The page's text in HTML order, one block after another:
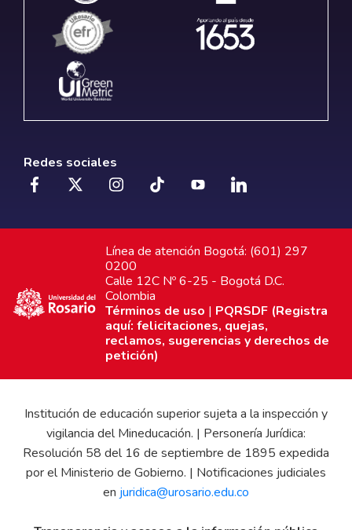
Redes sociales
Línea de atención Bogotá: (601) 297
0200
Calle 12C Nº 6-25 - Bogotá D.C.
Colombia
Términos de uso | PQRSDF (Registra
aquí: felicitaciones, quejas,
reclamos, sugerencias y derechos de
petición)
Institución de educación superior sujeta a la inspección y
vigilancia del Mineducación. | Personería Jurídica:
Resolución 58 del 16 de septiembre de 1895 expedida
por el Ministerio de Gobierno. | Notificaciones judiciales
en juridica@urosario.edu.co